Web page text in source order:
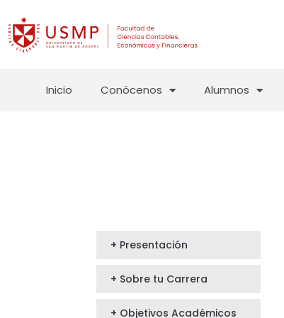
Inicio Conócenos Alumnos
+ Presentación
+ Sobre tu Carrera
+ Objetivos Académicos